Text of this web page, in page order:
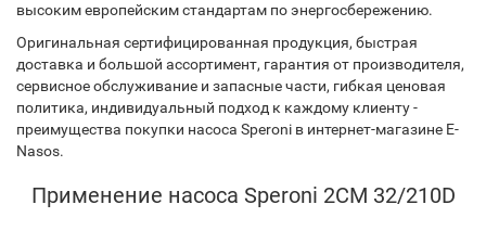
высоким европейским стандартам по энергосбережению.
Оригинальная сертифицированная продукция, быстрая
доставка и большой ассортимент, гарантия от производителя,
сервисное обслуживание и запасные части, гибкая ценовая
политика, индивидуальный подход к каждому клиенту -
преимущества покупки насоса Speroni в интернет-магазине E-
Nasos.
Применение насоса Speroni 2CM 32/210D